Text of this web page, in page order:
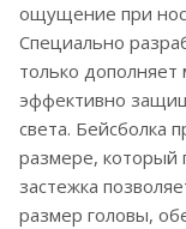
ощущение при
Специально
только
эффективно
света. Бейсболка
размере, который
застежка
размер головы,